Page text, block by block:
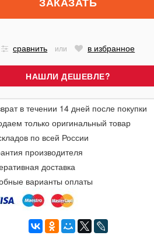
сравнить или в избранное
в течении 14 дней после покупки
только оригинальный товар
по всей России
производителя
доставка
варианты оплаты